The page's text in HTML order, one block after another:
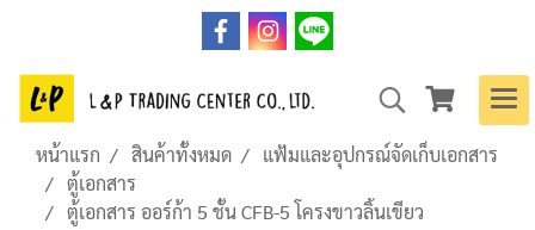
หน้าแรก สินค้าทั้งหมด
แฟ้มและอุปกรณ์จัดเก็บเอกสาร
ตู้เอกสาร
ตู้เอกสาร ออร์ก้า 5 ชั้น CFB-5 โครงขาวลิ้นเขียว